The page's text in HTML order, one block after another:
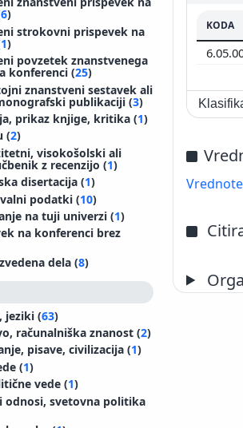
6)
strokovni prispevek na
1)
povzetek znanstvenega
konferenci (25)
znanstveni sestavek ali
publikaciji (3)
prikaz knjige, kritika (1)
(2)
visokošolski ali
z recenzijo (1)
disertacija (1)
podatki (10)
na tuji univerzi (1)
na konferenci brez
dela (8)
jeziki (63)
računalniška znanost (2)
pisave, civilizacija (1)
(1)
vede (1)
odnosi, svetovna politika
KODA